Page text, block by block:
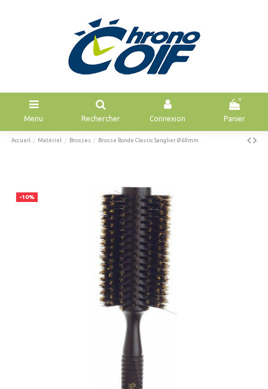
Menu Rechercher Connexion
0
Panier
Accueil Matériel Brosses Brosse Ronde Classic Sanglier Ø 60mm
-10%